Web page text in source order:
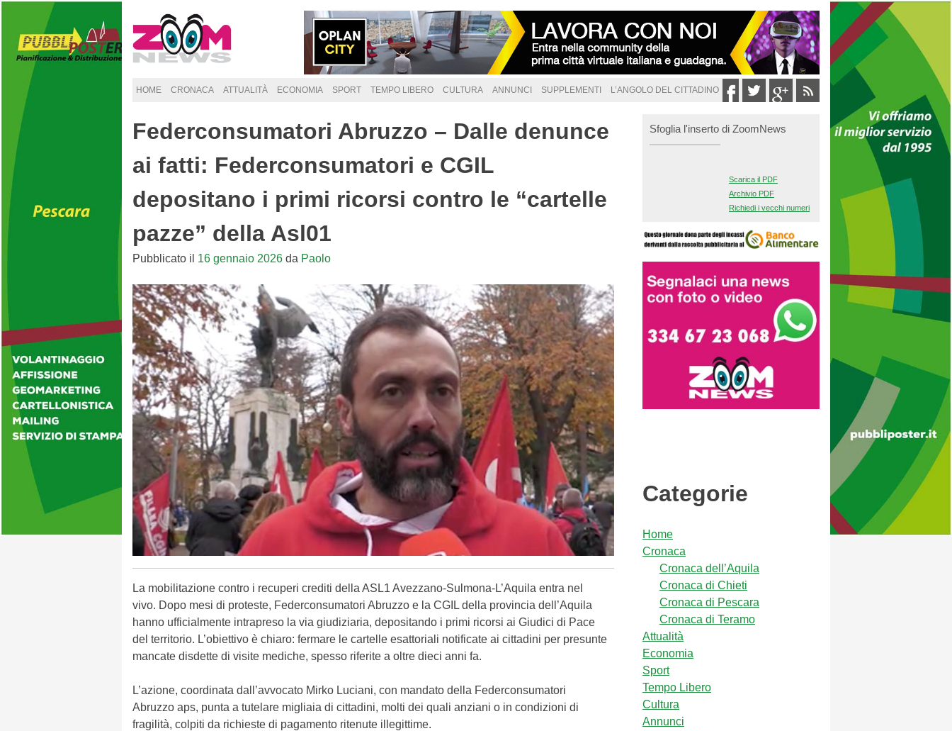
to
content
HOME CRONACA ATTUALITÀ ECONOMIA SPORT TEMPO LIBERO CULTURA ANNUNCI SUPPLEMENTI L’ANGOLO DEL CITTADINO
Federconsumatori Abruzzo – Dalle denunce
ai fatti: Federconsumatori e CGIL
depositano i primi ricorsi contro le “cartelle
pazze” della Asl01
Pubblicato il 16 gennaio 2026 da Paolo
La mobilitazione contro i recuperi crediti della ASL1 Avezzano-Sulmona-L’Aquila entra nel
vivo. Dopo mesi di proteste, Federconsumatori Abruzzo e la CGIL della provincia dell’Aquila
hanno ufficialmente intrapreso la via giudiziaria, depositando i primi ricorsi ai Giudici di Pace
del territorio. L’obiettivo è chiaro: fermare le cartelle esattoriali notificate ai cittadini per presunte
mancate disdette di visite mediche, spesso riferite a oltre dieci anni fa.
L’azione, coordinata dall’avvocato Mirko Luciani, con mandato della Federconsumatori
Abruzzo aps, punta a tutelare migliaia di cittadini, molti dei quali anziani o in condizioni di
fragilità, colpiti da richieste di pagamento ritenute illegittime.
Sfoglia l'inserto di ZoomNews
Scarica il PDF
Archivio PDF
Richiedi i vecchi numeri
Categorie
Home
Cronaca
Cronaca dell’Aquila
Cronaca di Chieti
Cronaca di Pescara
Cronaca di Teramo
Attualità
Economia
Sport
Tempo Libero
Cultura
Annunci